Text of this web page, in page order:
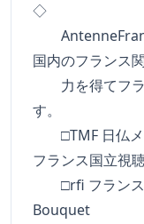
◇
国内のフランス
力を得てフラ
す。
□TMF 日
フランス国立視
□rfi フラン
Bouquet